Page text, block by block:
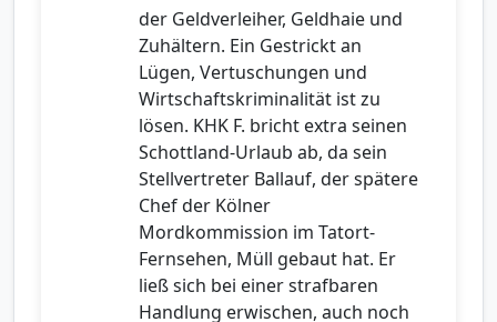
der Geldverleiher, Geldhaie und
Zuhältern. Ein Gestrickt an
Lügen, Vertuschungen und
Wirtschaftskriminalität ist zu
lösen. KHK F. bricht extra seinen
Schottland-Urlaub ab, da sein
Stellvertreter Ballauf, der spätere
Chef der Kölner
Mordkommission im Tatort-
Fernsehen, Müll gebaut hat. Er
ließ sich bei einer strafbaren
Handlung erwischen, auch noch